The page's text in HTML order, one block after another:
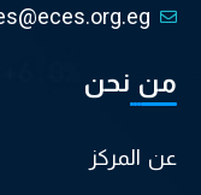
من نحن
عن المركز